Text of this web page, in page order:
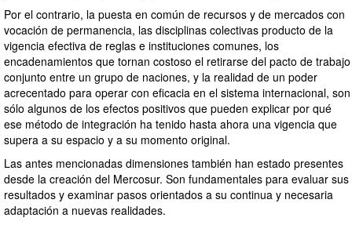
Por el contrario, la puesta en común de recursos y de mercados con
vocación de permanencia, las disciplinas colectivas producto de la
vigencia efectiva de reglas e instituciones comunes, los
encadenamientos que tornan costoso el retirarse del pacto de trabajo
conjunto entre un grupo de naciones, y la realidad de un poder
acrecentado para operar con eficacia en el sistema internacional, son
sólo algunos de los efectos positivos que pueden explicar por qué
ese método de integración ha tenido hasta ahora una vigencia que
supera a su espacio y a su momento original.
Las antes mencionadas dimensiones también han estado presentes
desde la creación del Mercosur. Son fundamentales para evaluar sus
resultados y examinar pasos orientados a su continua y necesaria
adaptación a nuevas realidades.